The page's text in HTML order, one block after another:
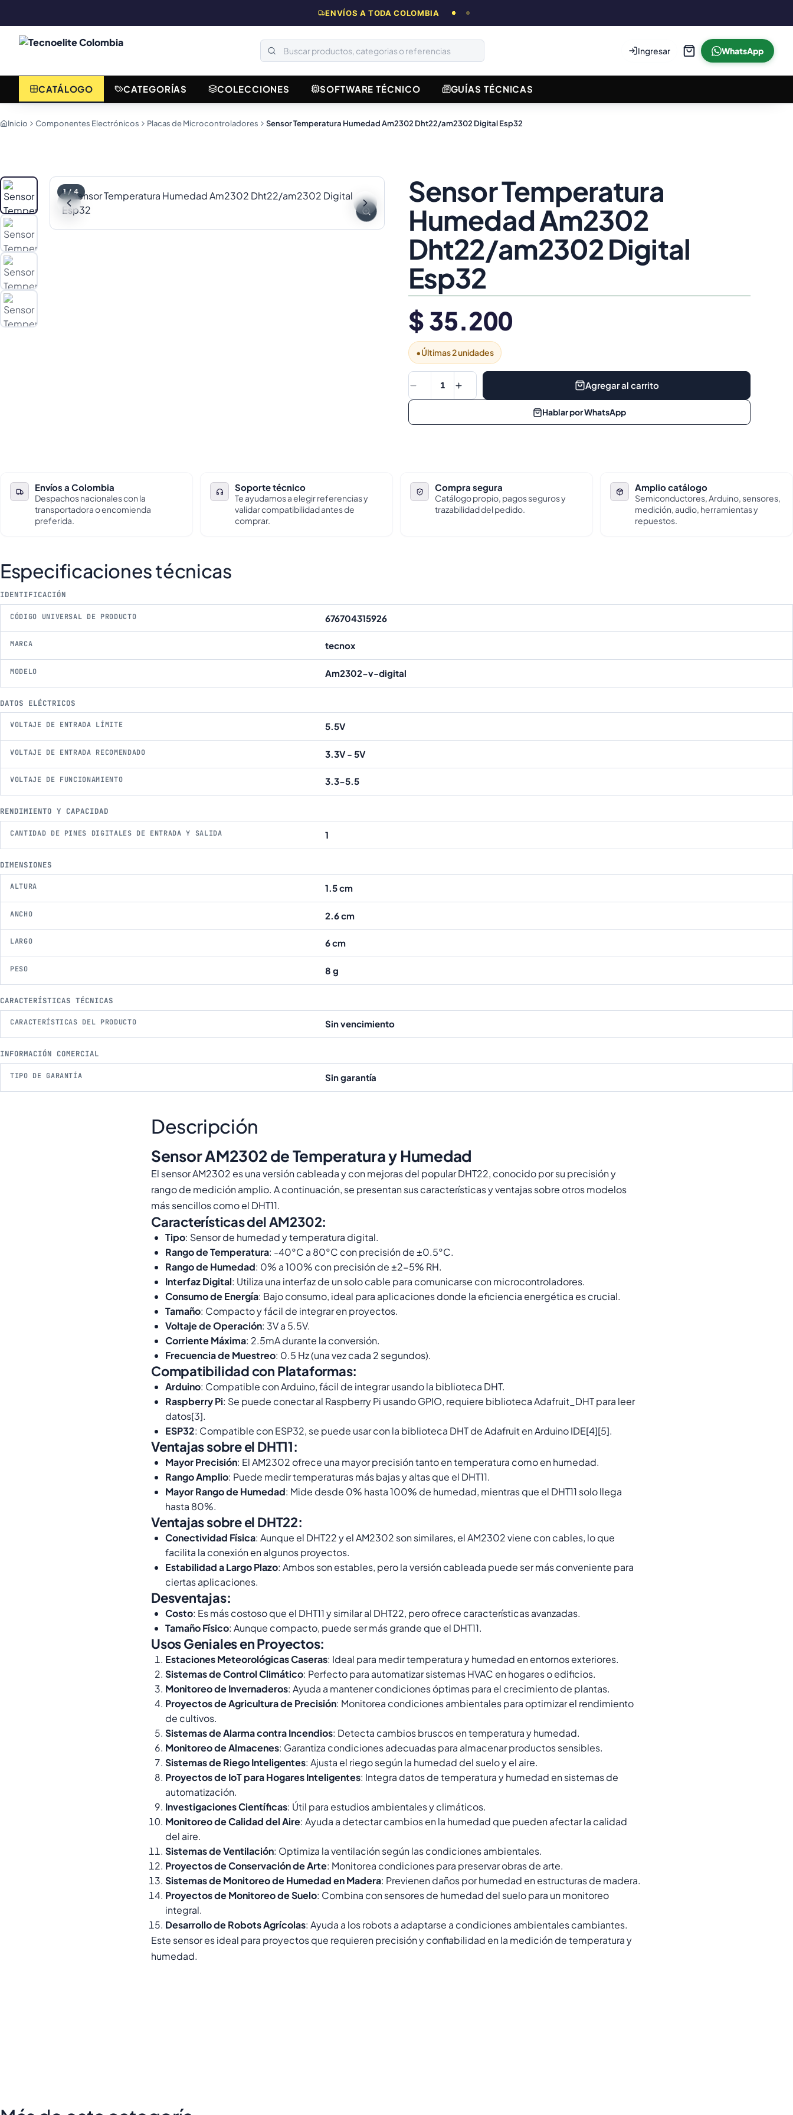
ENVÍOS A TODA COLOMBIA
Ingresar WhatsApp
CATÁLOGO CATEGORÍAS COLECCIONES SOFTWARE TÉCNICO GUÍAS TÉCNICAS
Inicio Componentes Electrónicos Placas de Microcontroladores Sensor Temperatura Humedad Am2302 Dht22/am2302 Digital Esp32
1/4
Sensor Temperatura
Humedad Am2302
Dht22/am2302 Digital
Esp32
$ 35.200
•Últimas 2 unidades
1 Agregar al carrito
Hablar por WhatsApp
Envíos a Colombia
Despachos nacionales con la
transportadora o encomienda
preferida.
Soporte técnico
Te ayudamos a elegir referencias y
validar compatibilidad antes de
comprar.
Compra segura
Catálogo propio, pagos seguros y
trazabilidad del pedido.
Amplio catálogo
Semiconductores, Arduino, sensores,
medición, audio, herramientas y
repuestos.
Especificaciones técnicas
IDENTIFICACIÓN
CÓDIGO UNIVERSAL DE PRODUCTO 676704315926
MARCA tecnox
MODELO Am2302-v-digital
DATOS ELÉCTRICOS
VOLTAJE DE ENTRADA LÍMITE 5.5V
VOLTAJE DE ENTRADA RECOMENDADO 3.3V - 5V
VOLTAJE DE FUNCIONAMIENTO 3.3-5.5
RENDIMIENTO Y CAPACIDAD
CANTIDAD DE PINES DIGITALES DE ENTRADA Y SALIDA 1
DIMENSIONES
ALTURA 1.5 cm
ANCHO 2.6 cm
LARGO 6 cm
PESO 8 g
CARACTERÍSTICAS TÉCNICAS
CARACTERÍSTICAS DEL PRODUCTO Sin vencimiento
INFORMACIÓN COMERCIAL
TIPO DE GARANTÍA Sin garantía
Descripción
Sensor AM2302 de Temperatura y Humedad
El sensor AM2302 es una versión cableada y con mejoras del popular DHT22, conocido por su precisión y
rango de medición amplio. A continuación, se presentan sus características y ventajas sobre otros modelos
más sencillos como el DHT11.
Características del AM2302:
Tipo: Sensor de humedad y temperatura digital.
Rango de Temperatura: -40°C a 80°C con precisión de ±0.5°C.
Rango de Humedad: 0% a 100% con precisión de ±2-5% RH.
Interfaz Digital: Utiliza una interfaz de un solo cable para comunicarse con microcontroladores.
Consumo de Energía: Bajo consumo, ideal para aplicaciones donde la eficiencia energética es crucial.
Tamaño: Compacto y fácil de integrar en proyectos.
Voltaje de Operación: 3V a 5.5V.
Corriente Máxima: 2.5mA durante la conversión.
Frecuencia de Muestreo: 0.5 Hz (una vez cada 2 segundos).
Compatibilidad con Plataformas:
Arduino: Compatible con Arduino, fácil de integrar usando la biblioteca DHT.
Raspberry Pi: Se puede conectar al Raspberry Pi usando GPIO, requiere biblioteca Adafruit_DHT para leer
datos[3].
ESP32: Compatible con ESP32, se puede usar con la biblioteca DHT de Adafruit en Arduino IDE[4][5].
Ventajas sobre el DHT11:
Mayor Precisión: El AM2302 ofrece una mayor precisión tanto en temperatura como en humedad.
Rango Amplio: Puede medir temperaturas más bajas y altas que el DHT11.
Mayor Rango de Humedad: Mide desde 0% hasta 100% de humedad, mientras que el DHT11 solo llega
hasta 80%.
Ventajas sobre el DHT22:
Conectividad Física: Aunque el DHT22 y el AM2302 son similares, el AM2302 viene con cables, lo que
facilita la conexión en algunos proyectos.
Estabilidad a Largo Plazo: Ambos son estables, pero la versión cableada puede ser más conveniente para
ciertas aplicaciones.
Desventajas:
Costo: Es más costoso que el DHT11 y similar al DHT22, pero ofrece características avanzadas.
Tamaño Físico: Aunque compacto, puede ser más grande que el DHT11.
Usos Geniales en Proyectos:
Estaciones Meteorológicas Caseras: Ideal para medir temperatura y humedad en entornos exteriores.
Sistemas de Control Climático: Perfecto para automatizar sistemas HVAC en hogares o edificios.
Monitoreo de Invernaderos: Ayuda a mantener condiciones óptimas para el crecimiento de plantas.
Proyectos de Agricultura de Precisión: Monitorea condiciones ambientales para optimizar el rendimiento
de cultivos.
Sistemas de Alarma contra Incendios: Detecta cambios bruscos en temperatura y humedad.
Monitoreo de Almacenes: Garantiza condiciones adecuadas para almacenar productos sensibles.
Sistemas de Riego Inteligentes: Ajusta el riego según la humedad del suelo y el aire.
Proyectos de IoT para Hogares Inteligentes: Integra datos de temperatura y humedad en sistemas de
automatización.
Investigaciones Científicas: Útil para estudios ambientales y climáticos.
Monitoreo de Calidad del Aire: Ayuda a detectar cambios en la humedad que pueden afectar la calidad
del aire.
Sistemas de Ventilación: Optimiza la ventilación según las condiciones ambientales.
Proyectos de Conservación de Arte: Monitorea condiciones para preservar obras de arte.
Sistemas de Monitoreo de Humedad en Madera: Previenen daños por humedad en estructuras de madera.
Proyectos de Monitoreo de Suelo: Combina con sensores de humedad del suelo para un monitoreo
integral.
Desarrollo de Robots Agrícolas: Ayuda a los robots a adaptarse a condiciones ambientales cambiantes.
Este sensor es ideal para proyectos que requieren precisión y confiabilidad en la medición de temperatura y
humedad.